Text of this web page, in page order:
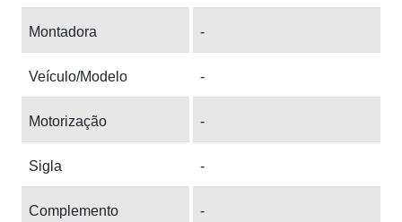
Montadora -
Veículo/Modelo -
Motorização -
Sigla -
Complemento -